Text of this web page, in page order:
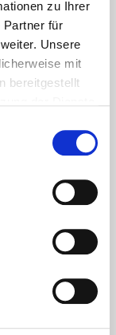
zu Ihrer
Partner für
Unsere
mit
bereitgestellt